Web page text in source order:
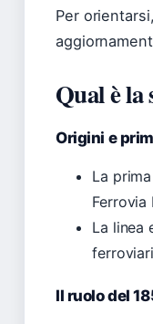
Per
Qual è la
Origini e
La
La linea
Il ruolo del